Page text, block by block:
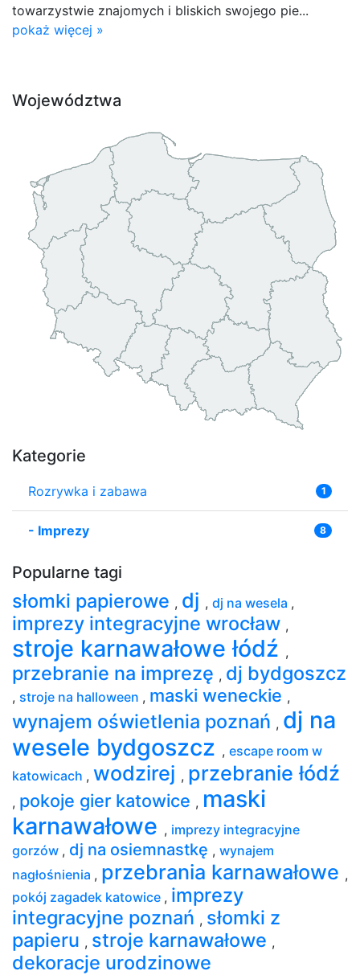
towarzystwie znajomych i bliskich swojego pie...
pokaż więcej »
Województwa
Kategorie
Rozrywka i zabawa 1
- Imprezy 8
Popularne tagi
słomki papierowe , dj , dj na wesela ,
imprezy integracyjne wrocław ,
stroje karnawałowe łódź ,
przebranie na imprezę , dj bydgoszcz
, stroje na halloween , maski weneckie ,
wynajem oświetlenia poznań , dj na
wesele bydgoszcz , escape room w
katowicach , wodzirej , przebranie łódź
, pokoje gier katowice , maski
karnawałowe , imprezy integracyjne
gorzów , dj na osiemnastkę , wynajem
nagłośnienia , przebrania karnawałowe ,
pokój zagadek katowice , imprezy
integracyjne poznań , słomki z
papieru , stroje karnawałowe ,
dekoracje urodzinowe